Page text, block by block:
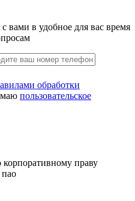
вами в удобное для вас время
обработки
пользовательское
праву